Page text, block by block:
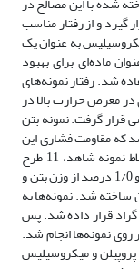
و از رفتار مناسب
به عنوان یک
ماده‌ای برای بهبود
شد. رفتار نمونه‌های
در معرض حرارت بالا در
قرار گرفت. نمونه بتن
که مقاومت فشاری این
نمونه30 مگاپاسکال بوده است. علاوه بر طرح اختلاط نمونه شاهد، 11 طرح
اختلاط دیگر با الیاف پروپلین به میزان 05/0و 075/0 و 1/0 درصد از وزن بتن و
درصد وزن سیمان ساخته شد. نمونه‌ها به
600 درجه سانتی گراد قرار داده شد. پس
نمونه‌ها انجام شد.
پروپیلن و میکروسیلیس